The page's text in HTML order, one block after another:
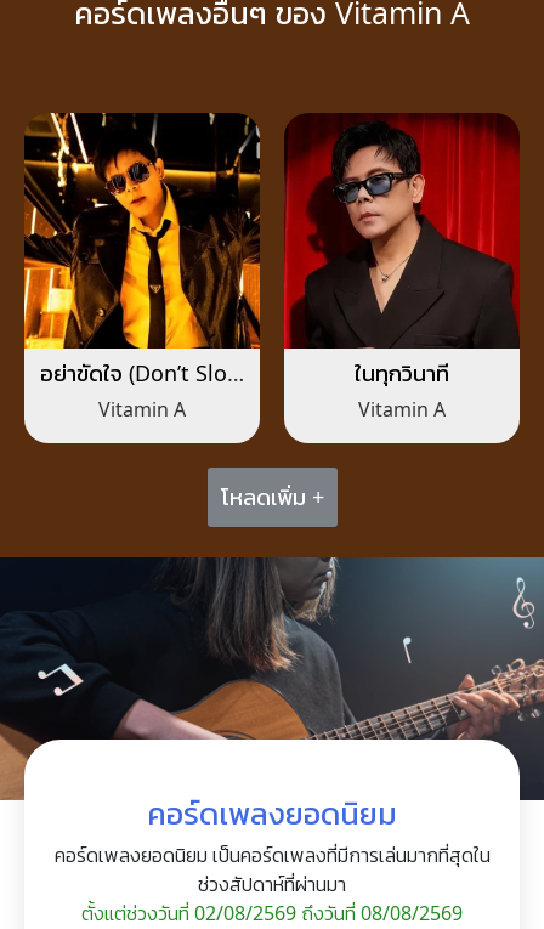
คอร์ดเพลงอื่นๆ ของ Vitamin A
อย่าขัดใจ (Don’t Slow
Me Down)
Vitamin A
ในทุกวินาที
Vitamin A
โหลดเพิ่ม +
คอร์ดเพลงยอดนิยม
คอร์ดเพลงยอดนิยม เป็นคอร์ดเพลงที่มีการเล่นมากที่สุดใน
ช่วงสัปดาห์ที่ผ่านมา
ตั้งแต่ช่วงวันที่ 02/08/2569 ถึงวันที่ 08/08/2569